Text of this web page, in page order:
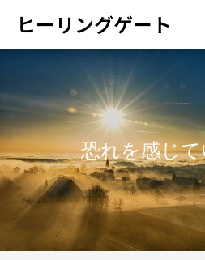
ヒーリングゲート
恐れを感じ